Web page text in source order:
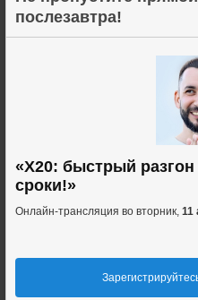
послезавтра!
«X20: быстрый разгон
сроки!»
Онлайн-трансляция во вторник, 11
2
Чтобы написать
зарегистрируйтесь в
Регистрация бесплатна и
Рекомендуемые курсы